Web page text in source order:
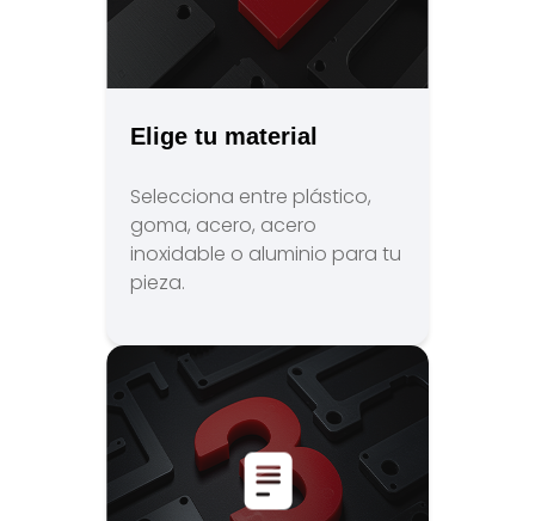
Elige tu material
Selecciona entre plástico,
goma, acero, acero
inoxidable o aluminio para tu
pieza.